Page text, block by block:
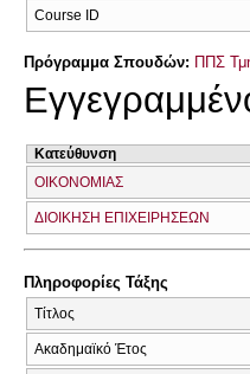
Course ID
Πρόγραμμα Σπουδών: ΠΠΣ
Κατεύθυνση
ΟΙΚΟΝΟΜΙΑΣ
ΔΙΟΙΚΗΣΗ ΕΠΙΧΕΙΡΗΣΕΩΝ
Πληροφορίες Τάξης
Τίτλος
Ακαδημαϊκό Έτος